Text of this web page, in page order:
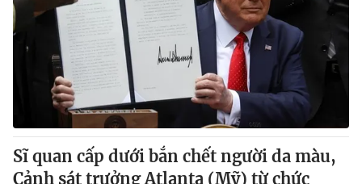
® Cấm sao chép dưới mọi hình thức nếu không có sự chấp
thuận bằng văn bản. Ghi rõ nguồn VTV.vn khi phát hành lại
thông tin từ website này.
Sĩ quan cấp dưới bắn chết người da màu,
Cảnh sát trưởng Atlanta (Mỹ) từ chức